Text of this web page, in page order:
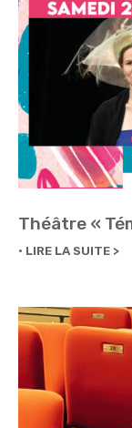
Théâtre «
LIRE LA SUITE